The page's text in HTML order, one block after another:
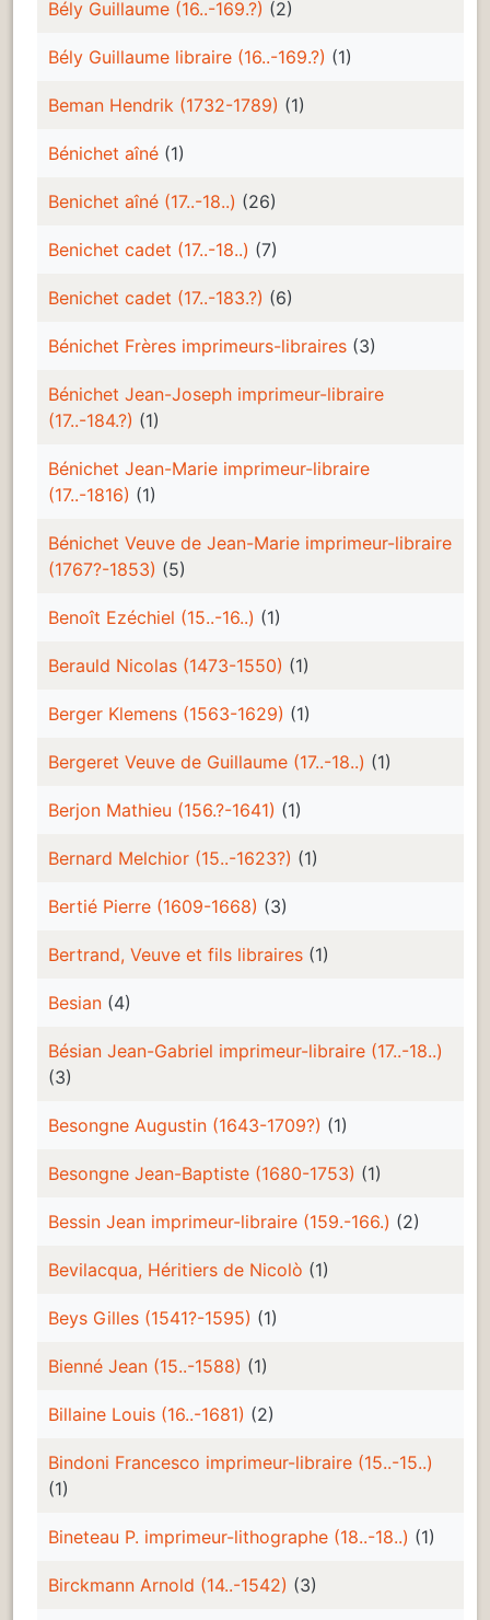
Bély Guillaume (16..-169.?) (2)
Bély Guillaume libraire (16..-169.?) (1)
Beman Hendrik (1732-1789) (1)
Bénichet aîné (1)
Benichet aîné (17..-18..) (26)
Benichet cadet (17..-18..) (7)
Benichet cadet (17..-183.?) (6)
Bénichet Frères imprimeurs-libraires (3)
Bénichet Jean-Joseph imprimeur-libraire
(17..-184.?) (1)
Bénichet Jean-Marie imprimeur-libraire
(17..-1816) (1)
Bénichet Veuve de Jean-Marie imprimeur-libraire
(1767?-1853) (5)
Benoît Ezéchiel (15..-16..) (1)
Berauld Nicolas (1473-1550) (1)
Berger Klemens (1563-1629) (1)
Bergeret Veuve de Guillaume (17..-18..) (1)
Berjon Mathieu (156.?-1641) (1)
Bernard Melchior (15..-1623?) (1)
Bertié Pierre (1609-1668) (3)
Bertrand, Veuve et fils libraires (1)
Besian (4)
Bésian Jean-Gabriel imprimeur-libraire (17..-18..)
(3)
Besongne Augustin (1643-1709?) (1)
Besongne Jean-Baptiste (1680-1753) (1)
Bessin Jean imprimeur-libraire (159.-166.) (2)
Bevilacqua, Héritiers de Nicolò (1)
Beys Gilles (1541?-1595) (1)
Bienné Jean (15..-1588) (1)
Billaine Louis (16..-1681) (2)
Bindoni Francesco imprimeur-libraire (15..-15..)
(1)
Bineteau P. imprimeur-lithographe (18..-18..) (1)
Birckmann Arnold (14..-1542) (3)